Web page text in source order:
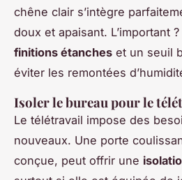
chêne clair s’intègre
doux et apaisant. L’important ?
finitions étanches et un seuil
éviter les remontées
Isoler le bureau pour le
Le télétravail impose des
nouveaux. Une porte
conçue, peut offrir une